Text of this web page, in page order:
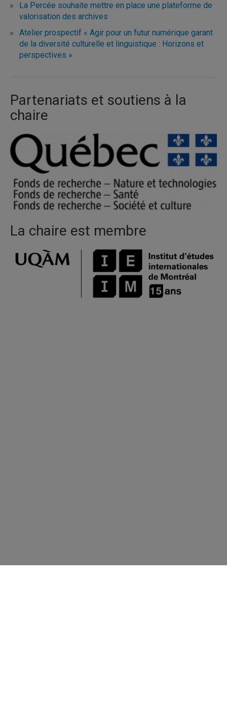
La Percée souhaite mettre en place une plateforme de
valorisation des archives
Atelier prospectif « Agir pour un futur numérique garant
de la diversité culturelle et linguistique : Horizons et
perspectives »
Partenariats et soutiens à la
chaire
La chaire est membre